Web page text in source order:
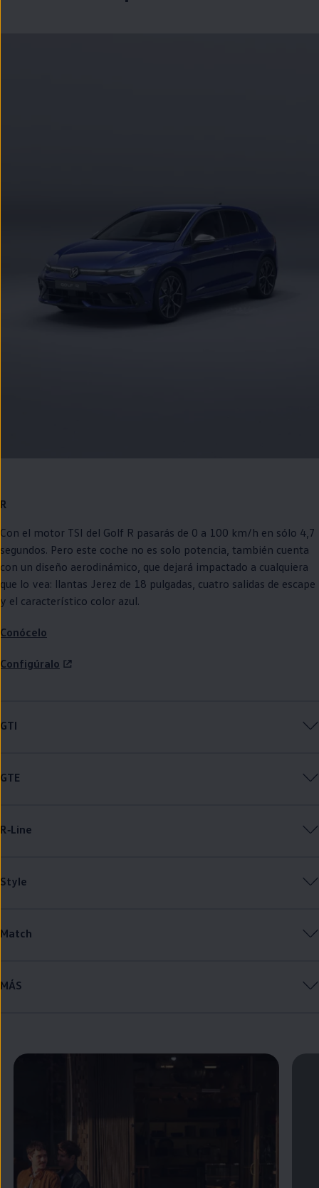
R
Con el motor TSI del Golf R pasarás de 0 a 100 km/h en sólo 4,7
segundos. Pero este coche no es solo potencia, también cuenta
con un diseño aerodinámico, que dejará impactado a cualquiera
que lo vea: llantas Jerez de 18 pulgadas, cuatro salidas de escape
y el característico color azul.
Conócelo
Configúralo
GTI
GTE
R‑Line
Style
Match
MÁS
Enable fullscreen mode